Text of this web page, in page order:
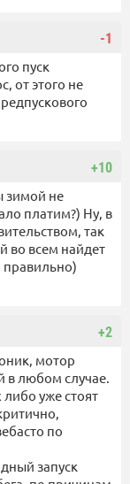
-1
пуск
от этого не
+10
зимой не
платим?) Ну, в
так
во всем найдет
правильно)
+2
мотор
в любом случае.
уже стоят
по
запуск